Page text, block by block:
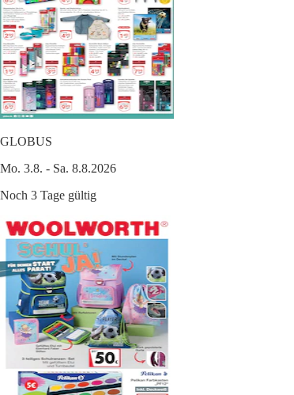
GLOBUS
Mo. 3.8. - Sa. 8.8.2026
Noch 3 Tage gültig